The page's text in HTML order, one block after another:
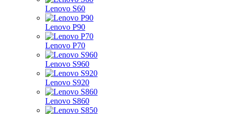
Lenovo S60
Lenovo P90
Lenovo P70
Lenovo S960
Lenovo S920
Lenovo S860